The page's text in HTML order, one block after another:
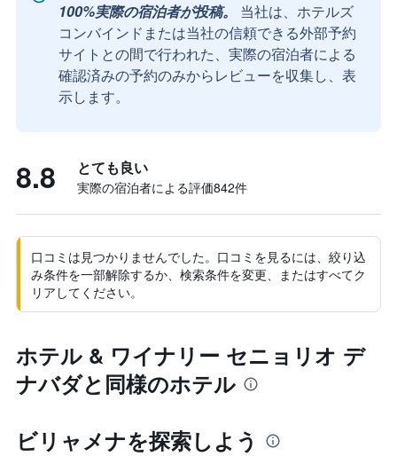
100%実際の宿泊者が投稿。
当社は、ホテルズ
コンバインドまたは当社の信頼できる外部予約
サイトとの間で行われた、実際の宿泊者による
確認済みの予約のみからレビューを収集し、表
示します。
8.8 とても良い
実際の宿泊者による評価842​件
口コミは見つかりませんでした。口コミを見るには、絞り込
み条件を一部解除するか、検索条件を変更、またはすべてク
リアしてください。
ホテル & ワイナリー セニョリオ デ
ナバダと同様のホテル
ビリャメナ​を探索しよう